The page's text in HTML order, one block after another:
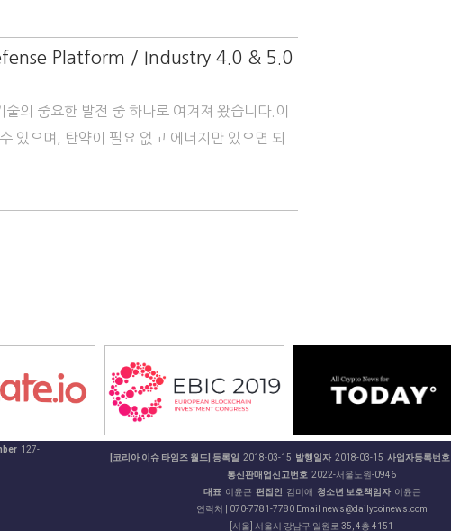
Platform / Industry 4.0 & 5.0
의 중요한 발전 중 하나로 여겨져 왔습니다.이
있으며, 탄약이 필요 없고 에너지만 있으면 되
127-
[코리아 이슈 타임즈 월드] 등록일 2018-03-15 발행일자 2018-03-15 사업자등록번호
통신판매업신고번호 2022-서울노원-0946
대표 이윤근 편집인 김미애 청소년 보호책임자 이윤근
연락처 | 070-7781-7780 Email news@dailycoinews.com
[서울] 서울시 강남구 일원로 35, 4층 4151